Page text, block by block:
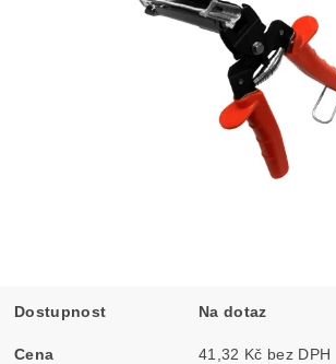
Dostupnost Na dotaz
Cena 41,32 Kč bez DPH